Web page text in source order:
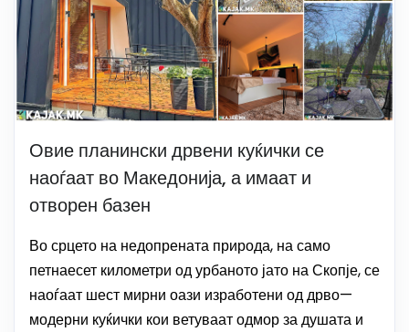
Овие планински дрвени куќички се
наоѓаат во Македонија, а имаат и
отворен базен
Во срцето на недопрената природа, на само
петнаесет километри од урбаното јато на Скопје, се
наоѓаат шест мирни оази изработени од дрво—
модерни куќички кои ветуваат одмор за душата и